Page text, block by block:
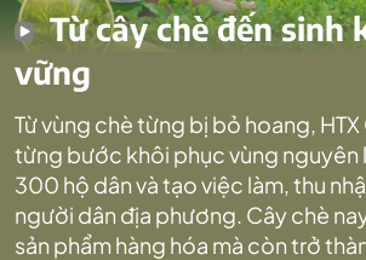
Từ cây chè đến sinh
vững
Từ vùng chè từng bị bỏ hoang, HTX
từng bước khôi phục vùng nguyên
300 hộ dân và tạo việc làm, thu
người dân địa phương. Cây chè
sản phẩm hàng hóa mà còn trở